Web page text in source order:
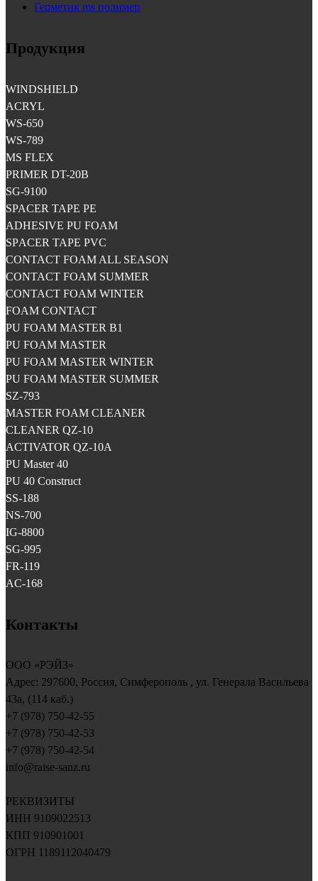
Герметик ms полимер
Продукция
WINDSHIELD
ACRYL
WS-650
WS-789
MS FLEX
PRIMER DT-20B
SG-9100
SPACER TAPE PE
ADHESIVE PU FOAM
SPАCER TAPE PVC
CONTACT FOAM ALL SEASON
CONTACT FOAM SUMMER
CONTACT FOAM WINTER
FOAM CONTACT
PU FOAM MASTER B1
PU FOAM MASTER
PU FOAM MASTER WINTER
PU FOAM MASTER SUMMER
SZ-793
MASTER FOAM CLEANER
CLEANER QZ-10
ACTIVATOR QZ-10A
PU Master 40
PU 40 Construct
SS-188
NS-700
IG-8800
SG-995
FR-119
AC-168
Контакты
ООО «РЭЙЗ»
Адрес: 297600, Россия, Симферополь , ул. Генерала Васильева
43a, (114 каб.)
+7 (978) 750-42-55
+7 (978) 750-42-53
+7 (978) 750-42-54
info@raise-sanz.ru
РЕКВИЗИТЫ
ИНН 9109022513
КПП 910901001
ОГРН 1189112040479